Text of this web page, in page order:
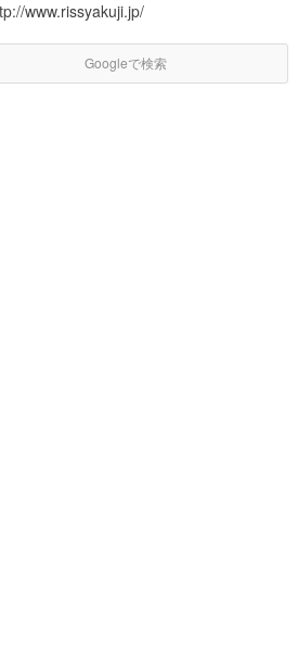
www.rissyakuji.jp/
Googleで検索